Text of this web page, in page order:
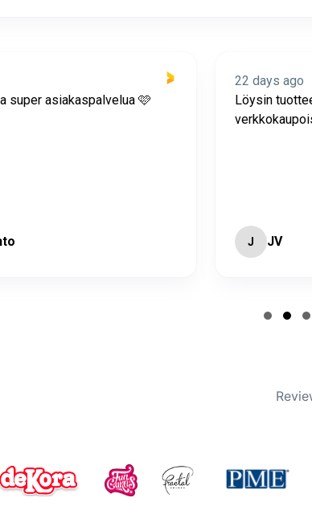
super asiakaspalvelua 🩷
22 days ago
Löysin
J JV